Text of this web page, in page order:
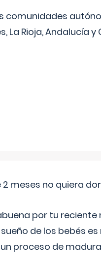
La Rioja, Andalucía
meses no quiera
por tu
de los bebés
proceso de